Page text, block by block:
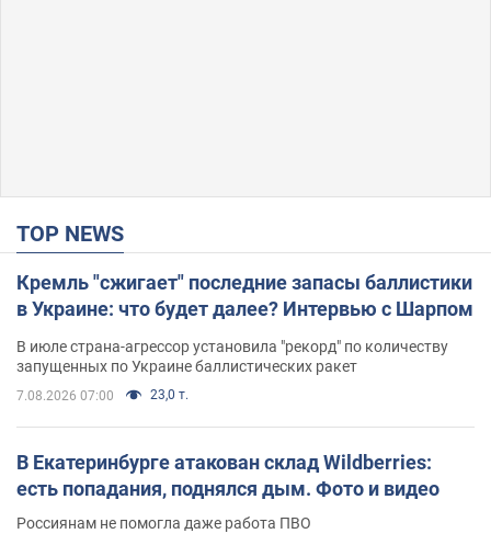
TOP NEWS
Кремль "сжигает" последние запасы баллистики
в Украине: что будет далее? Интервью с Шарпом
В июле страна-агрессор установила "рекорд" по количеству
запущенных по Украине баллистических ракет
7.08.2026 07:00 23,0 т.
В Екатеринбурге атакован склад Wildberries:
есть попадания, поднялся дым. Фото и видео
Россиянам не помогла даже работа ПВО